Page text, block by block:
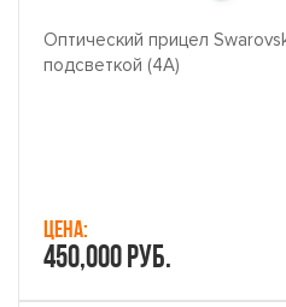
Оптический прицел
подсветкой (4A)
Цена:
450,000 руб.